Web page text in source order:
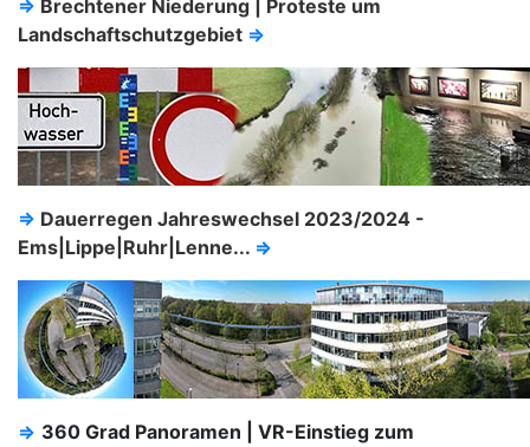
⇒ Brechtener Niederung | Proteste um
Landschaftschutzgebiet ⇒
⇒ Dauerregen Jahreswechsel 2023/2024 -
Ems|Lippe|Ruhr|Lenne... ⇒
⇒ 360 Grad Panoramen | VR-Einstieg zum